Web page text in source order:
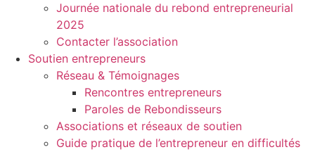
Journée nationale du rebond entrepreneurial
2025
Contacter l’association
Soutien entrepreneurs
Réseau & Témoignages
Rencontres entrepreneurs
Paroles de Rebondisseurs
Associations et réseaux de soutien
Guide pratique de l’entrepreneur en difficultés